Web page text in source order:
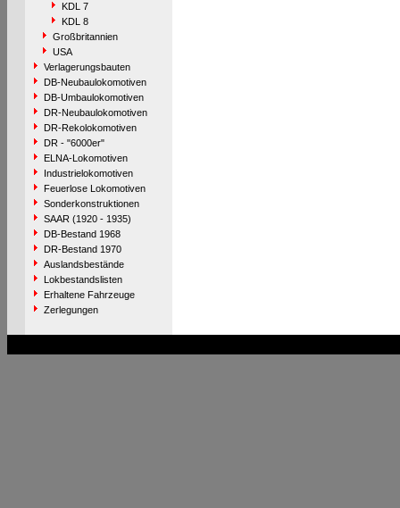
KDL 7
KDL 8
Großbritannien
USA
Verlagerungsbauten
DB-Neubaulokomotiven
DB-Umbaulokomotiven
DR-Neubaulokomotiven
DR-Rekolokomotiven
DR - "6000er"
ELNA-Lokomotiven
Industrielokomotiven
Feuerlose Lokomotiven
Sonderkonstruktionen
SAAR (1920 - 1935)
DB-Bestand 1968
DR-Bestand 1970
Auslandsbestände
Lokbestandslisten
Erhaltene Fahrzeuge
Zerlegungen